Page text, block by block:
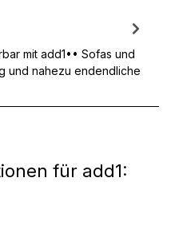
mit add1•• Sofas und
und nahezu endendliche
für add1: